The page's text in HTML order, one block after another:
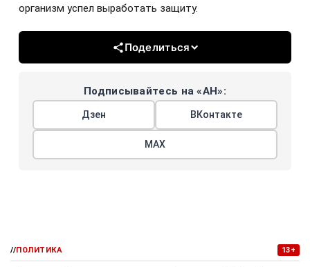
организм успел выработать защиту.
Поделиться
Подписывайтесь на «АН»:
Дзен ВКонтакте
МАХ
//ПОЛИТИКА 13+